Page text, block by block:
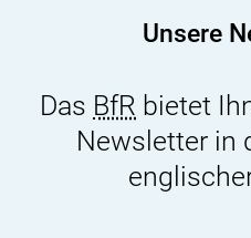
Unsere
Das BfR bietet
Newsletter in